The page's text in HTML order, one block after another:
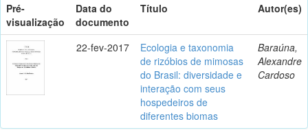
Pré-
visualização
Data do
documento
Título Autor(es)
22-fev-2017
Ecologia e taxonomia
de rizóbios de mimosas
do Brasil: diversidade e
interação com seus
hospedeiros de
diferentes biomas
Baraúna,
Alexandre
Cardoso